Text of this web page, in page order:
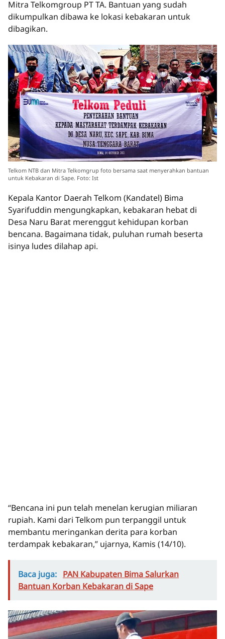
Mitra Telkomgroup PT TA. Bantuan yang sudah
dikumpulkan dibawa ke lokasi kebakaran untuk
dibagikan.
Telkom NTB dan Mitra Telkomgrup foto bersama saat menyerahkan bantuan
untuk Kebakaran di Sape. Foto: Ist
Kepala Kantor Daerah Telkom (Kandatel) Bima
Syarifuddin mengungkapkan, kebakaran hebat di
Desa Naru Barat merenggut kehidupan korban
bencana. Bagaimana tidak, puluhan rumah beserta
isinya ludes dilahap api.
“Bencana ini pun telah menelan kerugian miliaran
rupiah. Kami dari Telkom pun terpanggil untuk
membantu meringankan derita para korban
terdampak kebakaran,” ujarnya, Kamis (14/10).
Baca juga: PAN Kabupaten Bima Salurkan
Bantuan Korban Kebakaran di Sape